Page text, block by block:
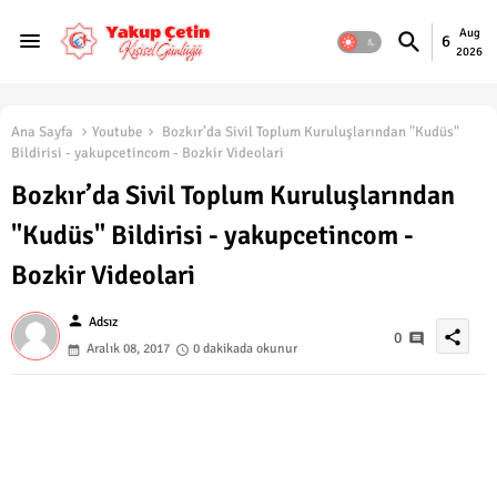
6
Aug
2026
Ana Sayfa Youtube
Bozkır’da Sivil Toplum Kuruluşlarından "Kudüs"
Bildirisi - yakupcetincom - Bozkir Videolari
Bozkır’da Sivil Toplum Kuruluşlarından
"Kudüs" Bildirisi - yakupcetincom -
Bozkir Videolari
person Adsız
Aralık 08, 2017
0 dakikada okunur
0 share